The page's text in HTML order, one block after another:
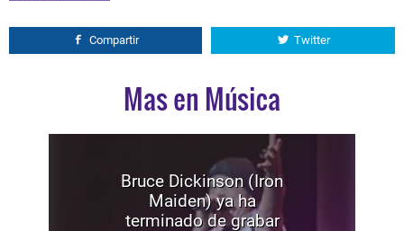
Compartir Twitter
Mas en Música
Bruce Dickinson (Iron
Maiden) ya ha
terminado de grabar